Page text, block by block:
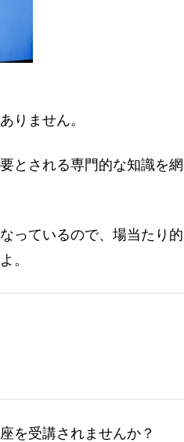
りません。
とされる専門的な知識を網
っているので、場当たり的
。
を受講されませんか？